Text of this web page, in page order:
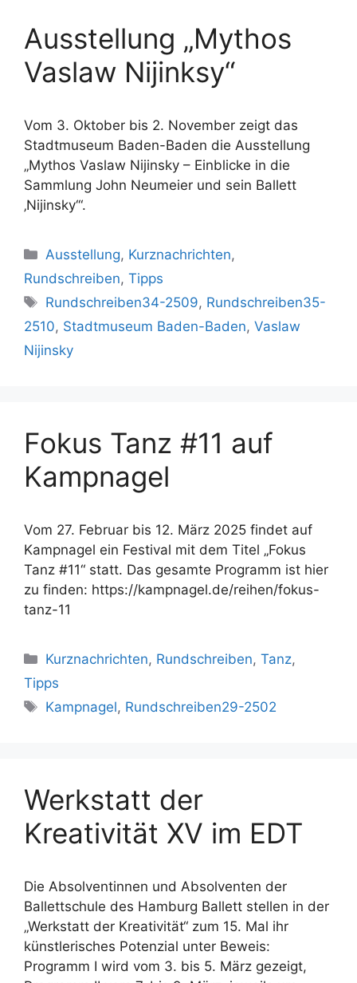
Ausstellung „Mythos
Vaslaw Nijinksy“
Vom 3. Oktober bis 2. November zeigt das
Stadtmuseum Baden-Baden die Ausstellung
„Mythos Vaslaw Nijinsky – Einblicke in die
Sammlung John Neumeier und sein Ballett
‚Nijinsky‘“.
Kategorien
Ausstellung, Kurznachrichten,
Rundschreiben, Tipps
Schlagwörter
Rundschreiben34-2509, Rundschreiben35-
2510, Stadtmuseum Baden-Baden, Vaslaw
Nijinsky
Fokus Tanz #11 auf
Kampnagel
Vom 27. Februar bis 12. März 2025 findet auf
Kampnagel ein Festival mit dem Titel „Fokus
Tanz #11“ statt. Das gesamte Programm ist hier
zu finden: https://kampnagel.de/reihen/fokus-
tanz-11
Kategorien
Kurznachrichten, Rundschreiben,Tanz,
Tipps
Schlagwörter
Kampnagel, Rundschreiben29-2502
Werkstatt der
Kreativität XV im EDT
Die Absolventinnen und Absolventen der
Ballettschule des Hamburg Ballett stellen in der
„Werkstatt der Kreativität“ zum 15. Mal ihr
künstlerisches Potenzial unter Beweis:
Programm I wird vom 3. bis 5. März gezeigt,